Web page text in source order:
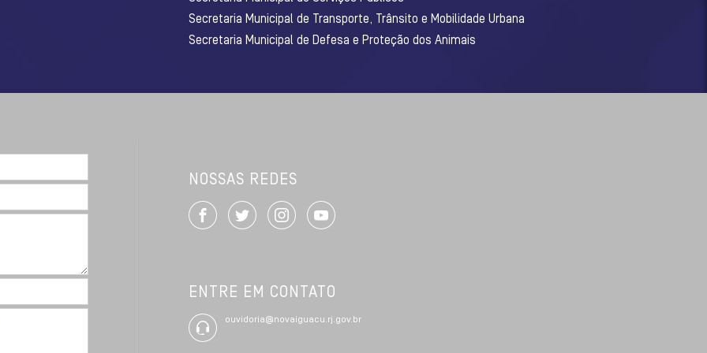
Secretaria Municipal de Transporte, Trânsito e Mobilidade Urbana
Secretaria Municipal de Defesa e Proteção dos Animais
NOSSAS REDES
ENTRE EM CONTATO
ouvidoria@novaiguacu.rj.gov.br